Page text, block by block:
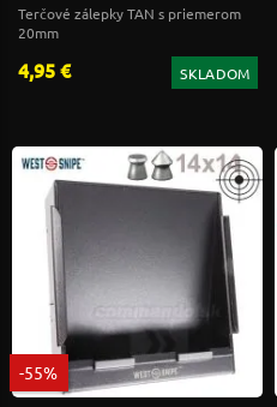
Terčové zálepky TAN s priemerom
20mm
4,95 € SKLADOM
-55%